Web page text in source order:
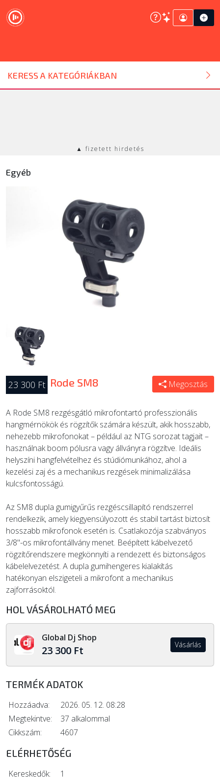
KERESS A KATEGÓRIÁKBAN
DJ ESZKÖZ
HANGTECHNIKA
EGYÉB
SZOLGÁLTATÁSOK
▲ fizetett hirdetés
Egyéb
23 300 Ft Rode SM8 Megosztás
A Rode SM8 rezgésgátló mikrofontartó professzionális
hangmérnökök és rögzítők számára készült, akik hosszabb,
nehezebb mikrofonokat – például az NTG sorozat tagjait –
használnak boom pólusra vagy állványra rögzítve. Ideális
helyszíni hangfelvételhez és stúdiómunkához, ahol a
kezelési zaj és a mechanikus rezgések minimalizálása
kulcsfontosságú.
Az SM8 dupla gumigyűrűs rezgéscsillapító rendszerrel
rendelkezik, amely kiegyensúlyozott és stabil tartást biztosít
hosszabb mikrofonok esetén is. Csatlakozója szabványos
3/8"-os mikrofontállvány menet. Beépített kábelvezető
rögzítőrendszere megkönnyíti a rendezett és biztonságos
kábelelvezetést. A dupla gumihengeres kialakítás
hatékonyan elszigeteli a mikrofont a mechanikus
zajforrásoktól.
HOL VÁSÁROLHATÓ MEG
Global Dj Shop
23 300 Ft Vásárlás
TERMÉK ADATOK
Hozzáadva:
2026. 05. 12. 08:28
Megtekintve:
37 alkalommal
Cikkszám:
4607
ELÉRHETŐSÉG
Kereskedők:
1